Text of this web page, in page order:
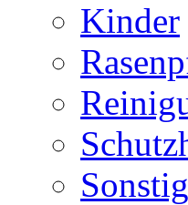
Kinder